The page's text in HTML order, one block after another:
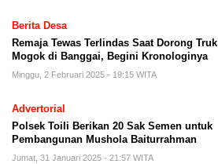
Berita Desa
Remaja Tewas Terlindas Saat Dorong Truk
Mogok di Banggai, Begini Kronologinya
Minggu, 2 Februari 2025 - 19:15 WITA
Advertorial
Polsek Toili Berikan 20 Sak Semen untuk
Pembangunan Mushola Baiturrahman
Jumat, 31 Januari 2025 - 21:57 WITA